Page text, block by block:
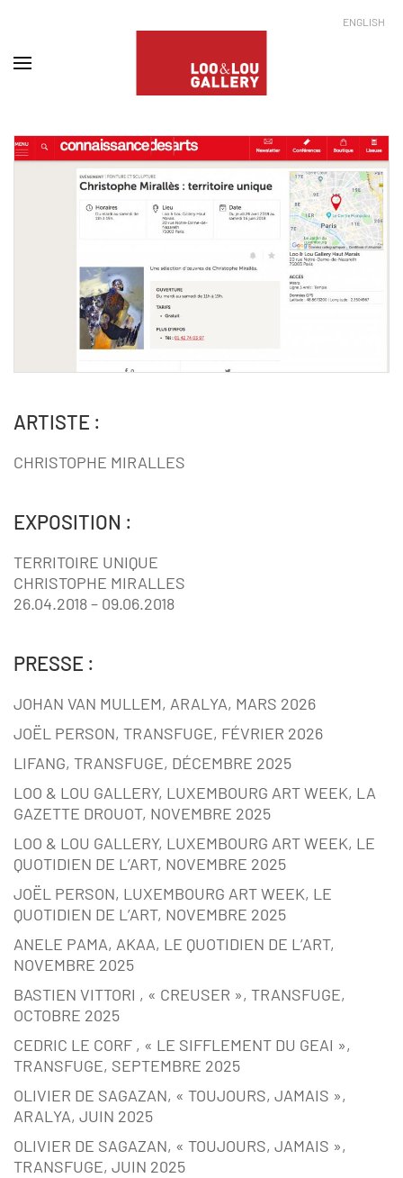
ENGLISH
ARTISTE :
CHRISTOPHE MIRALLES
EXPOSITION :
TERRITOIRE UNIQUE
CHRISTOPHE MIRALLES
26.04.2018 – 09.06.2018
PRESSE :
JOHAN VAN MULLEM, ARALYA, MARS 2026
JOËL PERSON, TRANSFUGE, FÉVRIER 2026
LIFANG, TRANSFUGE, DÉCEMBRE 2025
LOO & LOU GALLERY, LUXEMBOURG ART WEEK, LA
GAZETTE DROUOT, NOVEMBRE 2025
LOO & LOU GALLERY, LUXEMBOURG ART WEEK, LE
QUOTIDIEN DE L’ART, NOVEMBRE 2025
JOËL PERSON, LUXEMBOURG ART WEEK, LE
QUOTIDIEN DE L’ART, NOVEMBRE 2025
ANELE PAMA, AKAA, LE QUOTIDIEN DE L’ART,
NOVEMBRE 2025
BASTIEN VITTORI , « CREUSER », TRANSFUGE,
OCTOBRE 2025
CEDRIC LE CORF , « LE SIFFLEMENT DU GEAI »,
TRANSFUGE, SEPTEMBRE 2025
OLIVIER DE SAGAZAN, « TOUJOURS, JAMAIS »,
ARALYA, JUIN 2025
OLIVIER DE SAGAZAN, « TOUJOURS, JAMAIS »,
TRANSFUGE, JUIN 2025